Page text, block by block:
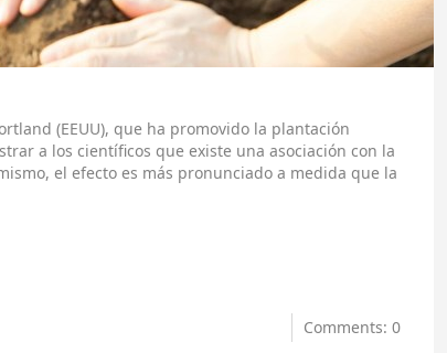
(EEUU), que ha promovido la plantación
a los científicos que existe una asociación con la
el efecto es más pronunciado a medida que la
Comments: 0